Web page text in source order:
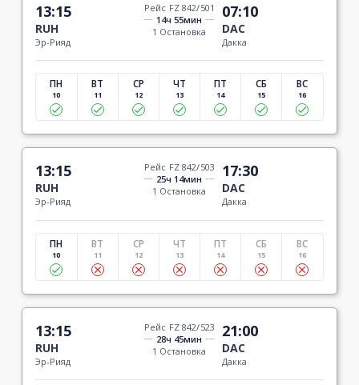
13:15
RUH
Эр-Рияд
Рейс FZ 842/501
14ч 55мин
1 Остановка
07:10
DAC
Дакка
ПН
10
ВТ
11
СР
12
ЧТ
13
ПТ
14
СБ
15
ВС
16
13:15
RUH
Эр-Рияд
Рейс FZ 842/503
25ч 14мин
1 Остановка
17:30
DAC
Дакка
ПН
10
ВТ
11
СР
12
ЧТ
13
ПТ
14
СБ
15
ВС
16
13:15
RUH
Эр-Рияд
Рейс FZ 842/523
28ч 45мин
1 Остановка
21:00
DAC
Дакка